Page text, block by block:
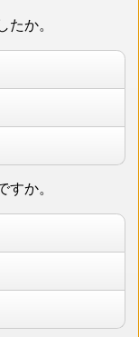
たか。
すか。